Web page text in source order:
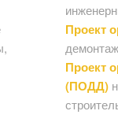
Проект
Проект
(ПОДД)